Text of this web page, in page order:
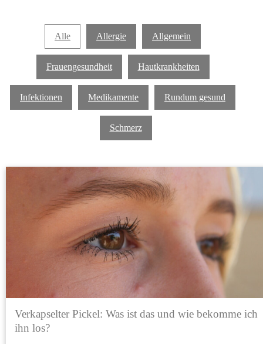
Alle Allergie Allgemein
Frauengesundheit Hautkrankheiten
Infektionen Medikamente Rundum gesund
Schmerz
Verkapselter Pickel: Was ist das und wie bekomme ich
ihn los?